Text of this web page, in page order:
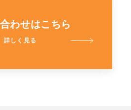
わせはこちら
詳しく見る